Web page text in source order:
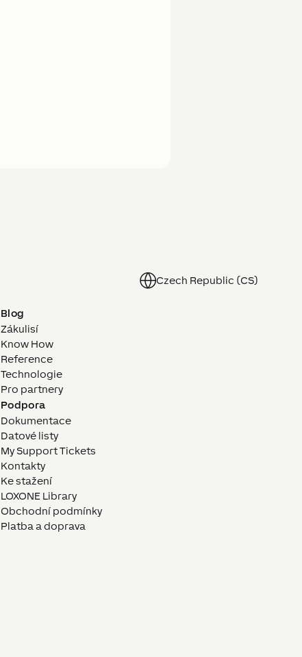
Czech Republic (CS)
Blog
Zákulisí
Know How
Reference
Technologie
Pro partnery
Podpora
Dokumentace
Datové listy
My Support Tickets
Kontakty
Ke stažení
LOXONE Library
Obchodní podmínky
Platba a doprava